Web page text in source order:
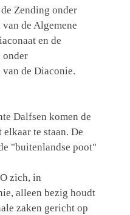
Zending onder
de Algemene
en de
de Diaconie.
Dalfsen komen de
te staan. De
"buitenlandse poot"
zich, in
alleen bezig houdt
zaken gericht op